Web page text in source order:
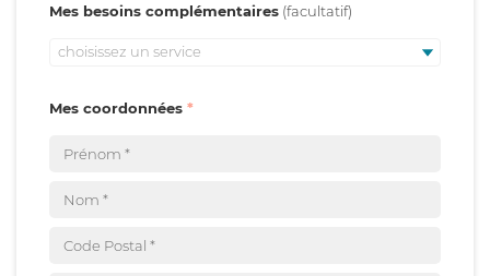
Mes besoins complémentaires
choisissez un service
Mes coordonnées